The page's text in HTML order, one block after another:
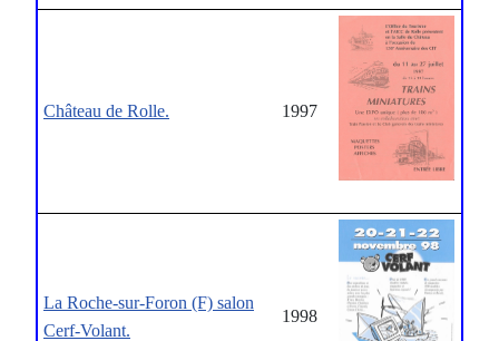
Château de Rolle. 1997
La Roche-sur-Foron (F) salon
Cerf-Volant.
1998